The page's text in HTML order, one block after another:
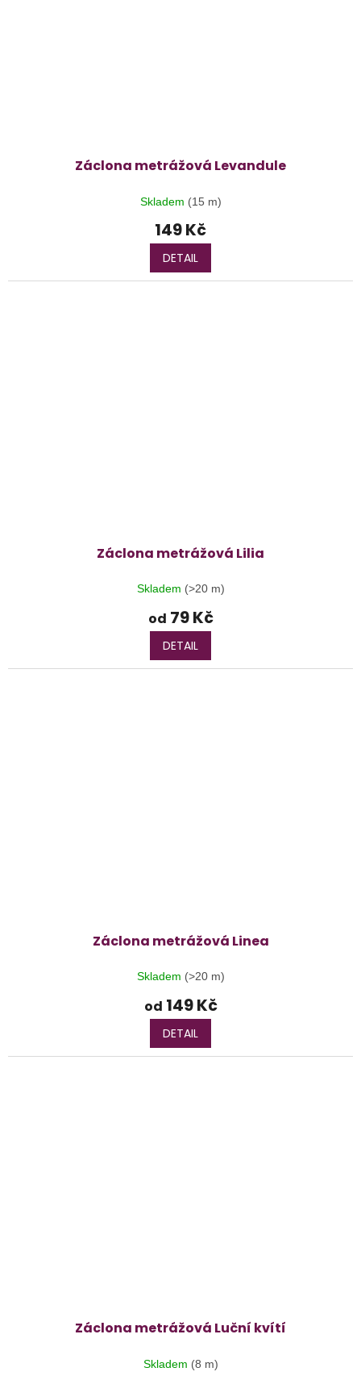
Záclona metrážová Levandule
Skladem (15 m)
149 Kč
DETAIL
Záclona metrážová Lilia
Skladem (>20 m)
od 79 Kč
DETAIL
Záclona metrážová Linea
Skladem (>20 m)
od 149 Kč
DETAIL
Záclona metrážová Luční kvítí
Skladem (8 m)